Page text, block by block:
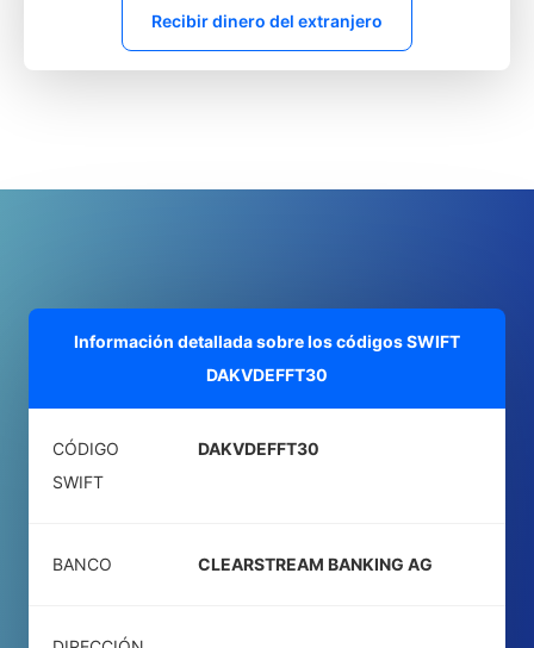
Recibir dinero del extranjero
Información detallada sobre los códigos SWIFT
DAKVDEFFT30
CÓDIGO
SWIFT
DAKVDEFFT30
BANCO CLEARSTREAM BANKING AG